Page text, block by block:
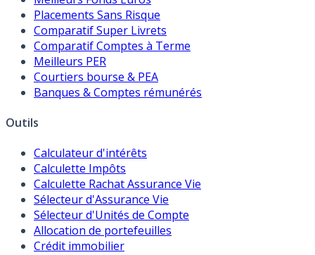
Placements Sans Risque
Comparatif Super Livrets
Comparatif Comptes à Terme
Meilleurs PER
Courtiers bourse & PEA
Banques & Comptes rémunérés
Outils
Calculateur d'intérêts
Calculette Impôts
Calculette Rachat Assurance Vie
Sélecteur d'Assurance Vie
Sélecteur d'Unités de Compte
Allocation de portefeuilles
Crédit immobilier